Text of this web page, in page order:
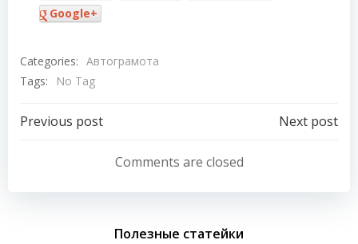
Google+
Categories: Автограмота
Tags:
No Tag
Навигация
записям
Previous post
Навигация
по
записям
Next post
Comments are closed
Полезные статейки